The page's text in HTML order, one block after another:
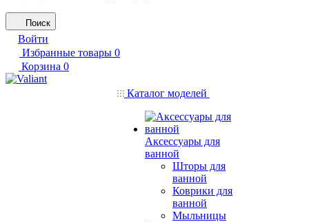
Поиск
Войти
Избранные товары 0
Корзина 0
Каталог моделей
Аксессуары для
ванной
Шторы для
ванной
Коврики для
ванной
Мыльницы